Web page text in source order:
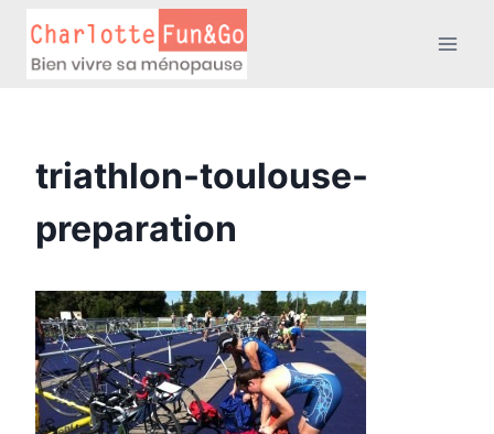
contenu
triathlon-toulouse-
preparation